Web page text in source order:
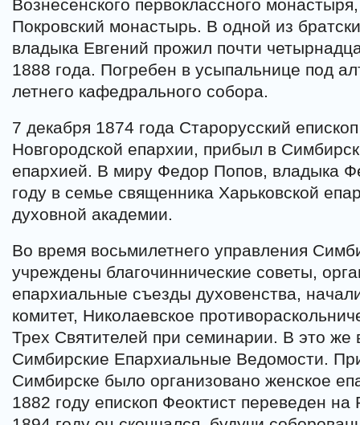
Вознесенского первоклассного
Покровский монастырь. В одной из
владыка Евгений прожил почти
1888 года. Погребен в усыпальнице под
летнего кафедрального собора.
7 декабря 1874 года Старорусский
Новгородской епархии, прибыл в
епархией. В миру Федор Попов, владыка
году в семье священника Харьковской
духовной академии.
Во время восьмилетнего управления
учреждены благочиннические советы,
епархиальные съезды духовенства,
комитет, Николаевское
Трех Святителей при семинарии. В это же
Симбирские Епархиальные Ведомости.
Симбирске было организовано женское
1882 году епископ Феоктист переведен